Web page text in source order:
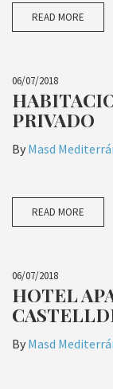
READ MORE
06/07/2018
PRIVADO
By Masd
READ MORE
06/07/2018
HOTEL
By Masd